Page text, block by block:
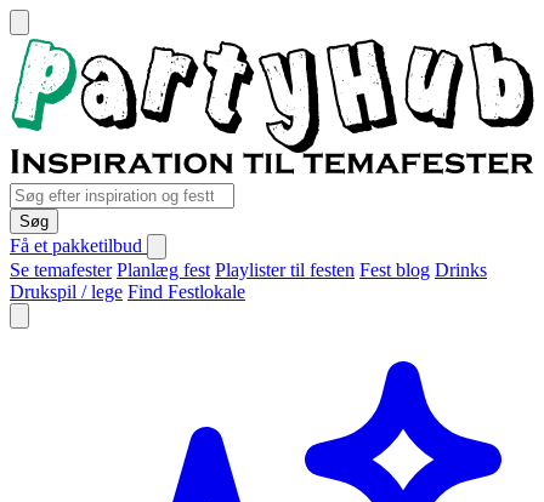
Søg
Få et pakketilbud
Se temafester Planlæg fest Playlister til festen Fest blog Drinks
Drukspil / lege Find Festlokale